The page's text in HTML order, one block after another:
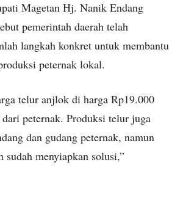
Magetan Hj. Nanik Endang
pemerintah daerah telah
langkah konkret untuk membantu
peternak lokal.
telur anjlok di harga Rp19.000
peternak. Produksi telur juga
dan gudang peternak, namun
sudah menyiapkan solusi,”